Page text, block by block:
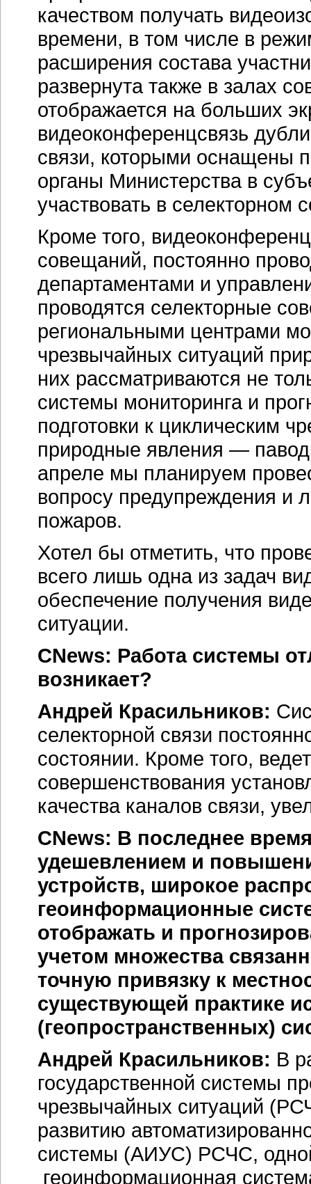
качеством получать
времени, в том числе в
расширения состава
развернута также в залах
отображается на больших
видеоконференцсвязь
связи, которыми оснащены
органы Министерства в
участвовать в селекторном
Кроме того,
совещаний, постоянно
департаментами и
проводятся селекторные
региональными центрами
чрезвычайных ситуаций
них рассматриваются не
системы мониторинга и
подготовки к циклическим
природные явления —
апреле мы планируем
вопросу предупреждения и
пожаров.
Хотел бы отметить, что
всего лишь одна из задач
обеспечение получения
ситуации.
CNews: Работа системы
возникает?
Андрей Красильников:
селекторной связи
состоянии. Кроме того,
совершенствования
качества каналов связи,
CNews: В последнее
удешевлением и
устройств, широкое
геоинформационные
отображать и
учетом множества
точную привязку к
существующей практике
(геопространственных)
Андрей Красильников: В
государственной системы
чрезвычайных ситуаций
развитию
системы (АИУС) РСЧС,
геоинформационная